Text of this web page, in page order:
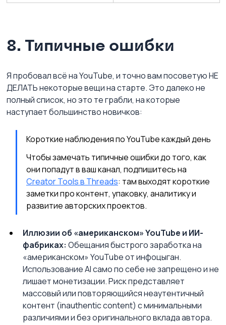
8. Типичные ошибки
Я пробовал всё на YouTube, и точно вам посоветую НЕ
ДЕЛАТЬ некоторые вещи на старте. Это далеко не
полный список, но это те грабли, на которые
наступает большинство новичков:
Короткие наблюдения по YouTube каждый день
Чтобы замечать типичные ошибки до того, как
они попадут в ваш канал, подпишитесь на
Creator Tools в Threads: там выходят короткие
заметки про контент, упаковку, аналитику и
развитие авторских проектов.
Иллюзии об «американском» YouTube и ИИ-
фабриках: Обещания быстрого заработка на
«американском» YouTube от инфоцыган.
Использование AI само по себе не запрещено и не
лишает монетизации. Риск представляет
массовый или повторяющийся неаутентичный
контент (inauthentic content) с минимальными
различиями и без оригинального вклада автора.